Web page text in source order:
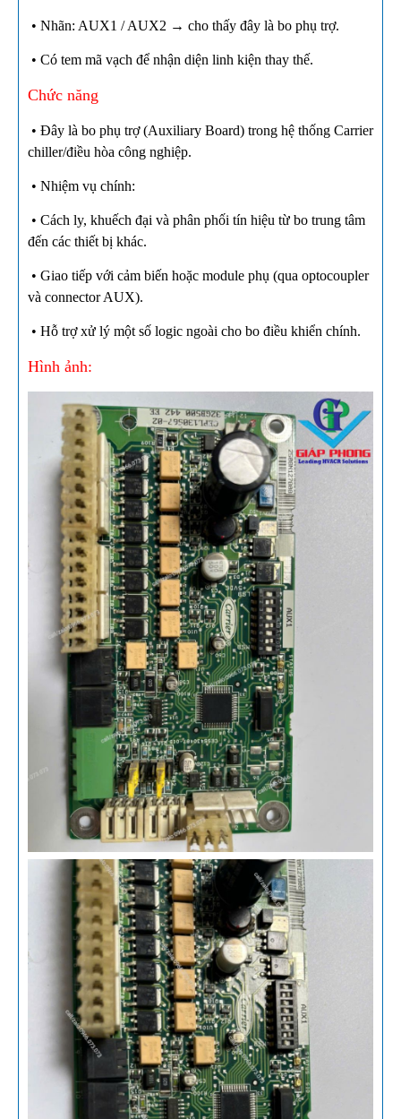
• Nhãn: AUX1 / AUX2 → cho thấy đây là bo phụ trợ.
• Có tem mã vạch để nhận diện linh kiện thay thế.
Chức năng
• Đây là bo phụ trợ (Auxiliary Board) trong hệ thống Carrier
chiller/điều hòa công nghiệp.
• Nhiệm vụ chính:
• Cách ly, khuếch đại và phân phối tín hiệu từ bo trung tâm
đến các thiết bị khác.
• Giao tiếp với cảm biến hoặc module phụ (qua optocoupler
và connector AUX).
• Hỗ trợ xử lý một số logic ngoài cho bo điều khiển chính.
Hình ảnh: